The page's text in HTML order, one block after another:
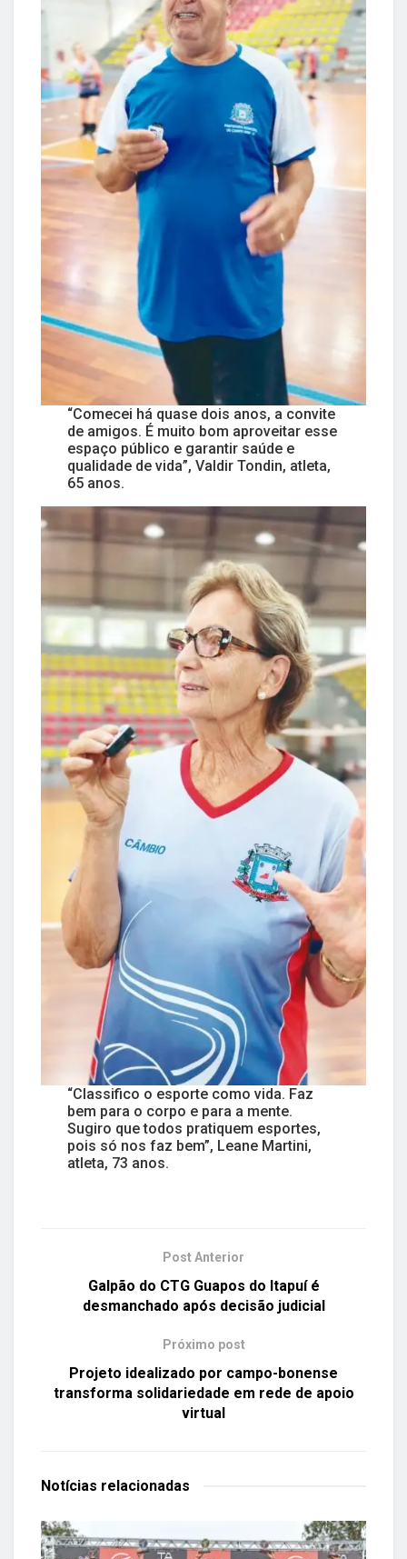
“Comecei há quase dois anos, a convite
de amigos. É muito bom aproveitar esse
espaço público e garantir saúde e
qualidade de vida”, Valdir Tondin, atleta,
65 anos.
“Classifico o esporte como vida. Faz
bem para o corpo e para a mente.
Sugiro que todos pratiquem esportes,
pois só nos faz bem”, Leane Martini,
atleta, 73 anos.
Post Anterior
Galpão do CTG Guapos do Itapuí é
desmanchado após decisão judicial
Próximo post
Projeto idealizado por campo-bonense
transforma solidariedade em rede de apoio
virtual
Notícias relacionadas